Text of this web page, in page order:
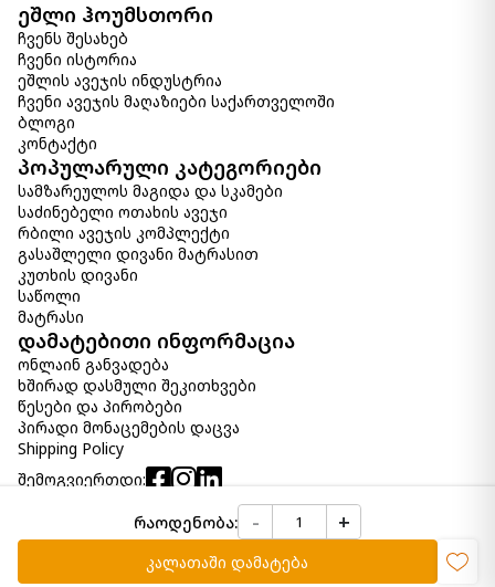
რაოდენობა: - +
კალათაში დამატება
ეშლი ჰოუმსთორი
ჩვენს შესახებ
ჩვენი ისტორია
ეშლის ავეჯის ინდუსტრია
ჩვენი ავეჯის მაღაზიები საქართველოში
ბლოგი
კონტაქტი
პოპულარული კატეგორიები
სამზარეულოს მაგიდა და სკამები
საძინებელი ოთახის ავეჯი
რბილი ავეჯის კომპლექტი
გასაშლელი დივანი მატრასით
კუთხის დივანი
საწოლი
მატრასი
დამატებითი ინფორმაცია
ონლაინ განვადება
ხშირად დასმული შეკითხვები
წესები და პირობები
პირადი მონაცემების დაცვა
Shipping Policy
შემოგვიერთდი: